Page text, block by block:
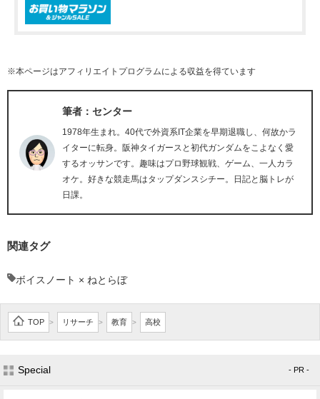
※本ページはアフィリエイトプログラムによる収益を得ています
筆者：センター
1978年生まれ。40代で外資系IT企業を早期退職し、何故かラ
イターに転身。阪神タイガースと初代ガンダムをこよなく愛
するオッサンです。趣味はプロ野球観戦、ゲーム、一人カラ
オケ。好きな競走馬はタップダンスシチー。日記と脳トレが
日課。
関連タグ
ボイスノート × ねとらぼ
TOP > リサーチ > 教育 > 高校
Special - PR -